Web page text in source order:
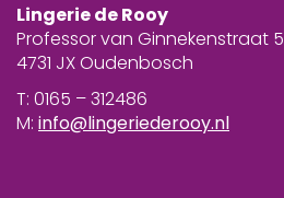
Lingerie de Rooy
Professor van Ginnekenstraat 5
4731 JX Oudenbosch
T: 0165 – 312486
M: info@lingeriederooy.nl